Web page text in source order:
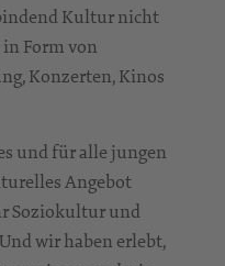
Kultur nicht
Form von
Konzerten, Kinos
und für alle jungen
Angebot
Soziokultur und
wir haben erlebt,